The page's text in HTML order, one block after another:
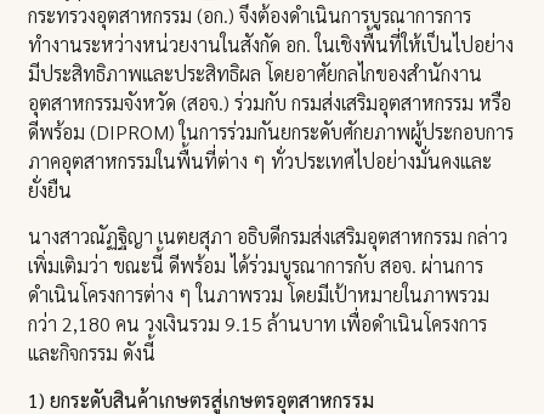
กระทรวงอุตสาหกรรม (อก.) จึงต้องดำเนินการบูรณาการการ
ทำงานระหว่างหน่วยงานในสังกัด อก. ในเชิงพื้นที่ให้เป็นไปอย่าง
มีประสิทธิภาพและประสิทธิผล โดยอาศัยกลไกของสำนักงาน
อุตสาหกรรมจังหวัด (สอจ.) ร่วมกับ กรมส่งเสริมอุตสาหกรรม หรือ
ดีพร้อม (DIPROM) ในการร่วมกันยกระดับศักยภาพผู้ประกอบการ
ภาคอุตสาหกรรมในพื้นที่ต่าง ๆ ทั่วประเทศไปอย่างมั่นคงและ
ยั่งยืน
นางสาวณัฏฐิญา เนตยสุภา อธิบดีกรมส่งเสริมอุตสาหกรรม กล่าว
เพิ่มเติมว่า ขณะนี้ ดีพร้อม ได้ร่วมบูรณาการกับ สอจ. ผ่านการ
ดำเนินโครงการต่าง ๆ ในภาพรวม โดยมีเป้าหมายในภาพรวม
กว่า 2,180 คน วงเงินรวม 9.15 ล้านบาท เพื่อดำเนินโครงการ
และกิจกรรม ดังนี้
1) ยกระดับสินค้าเกษตรสู่เกษตรอุตสาหกรรม